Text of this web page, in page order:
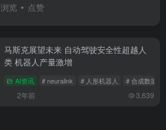
浏览 点赞
马斯克展望未来 自动驾驶安全性超越人
类 机器人产量激增
AI资讯 # neuralink # 人形机器人 # 合成数据
2年前 3,639